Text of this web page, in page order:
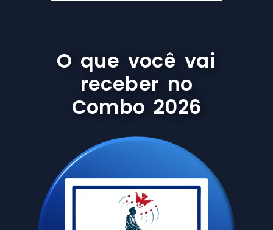
O que você vai
receber no
Combo 2026